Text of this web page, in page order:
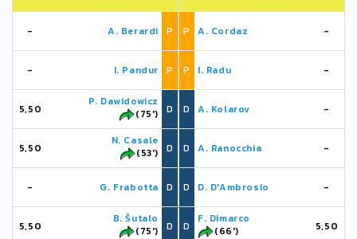
- A. Berardi P
- I. Pandur P
5,50
P. Dawidowicz
(75')
D
5,50
N. Casale
(53')
D
- G. Frabotta D
5,50
B. Šutalo
(75')
D
P A. Cordaz -
P I. Radu -
D A. Kolarov -
D A. Ranocchia -
D D. D'Ambrosio -
D
F. Dimarco
(66')
5,50